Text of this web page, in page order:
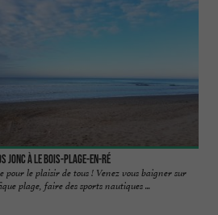
Jonc à Le Bois-Plage-en-Ré
pour le plaisir de tous ! Venez vous baigner sur
plage, faire des sports nautiques ...